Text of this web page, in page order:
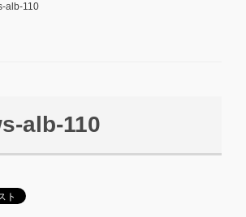
alb-110
alb-110